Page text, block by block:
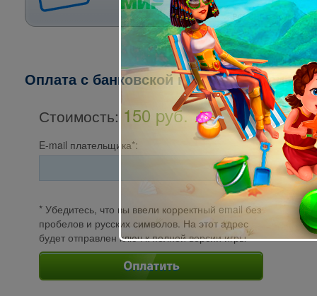
Оплата с банковской карты через
Стоимость: 150 pуб.
E-mail плательщика*:
* Убедитесь, что вы ввели корректный email без
пробелов и русских символов. На этот адрес
будет отправлен ключ к полной версии игры